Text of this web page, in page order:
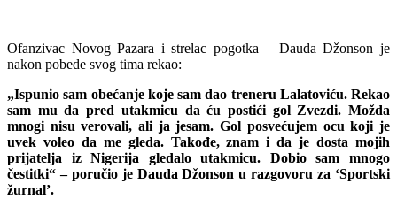
Ofanzivac Novog Pazara i strelac pogotka – Dauda Džonson je
nakon pobede svog tima rekao:
„Ispunio sam obećanje koje sam dao treneru Lalatoviću. Rekao
sam mu da pred utakmicu da ću postići gol Zvezdi. Možda
mnogi nisu verovali, ali ja jesam. Gol posvećujem ocu koji je
uvek voleo da me gleda. Takođe, znam i da je dosta mojih
prijatelja iz Nigerija gledalo utakmicu. Dobio sam mnogo
čestitki“ – poručio je Dauda Džonson u razgovoru za ‘Sportski
žurnal’.